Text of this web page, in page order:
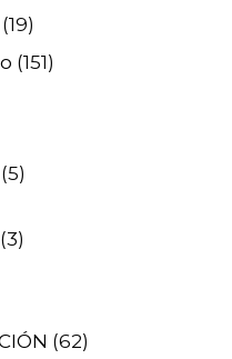
(19)
(151)
(5)
(3)
(62)